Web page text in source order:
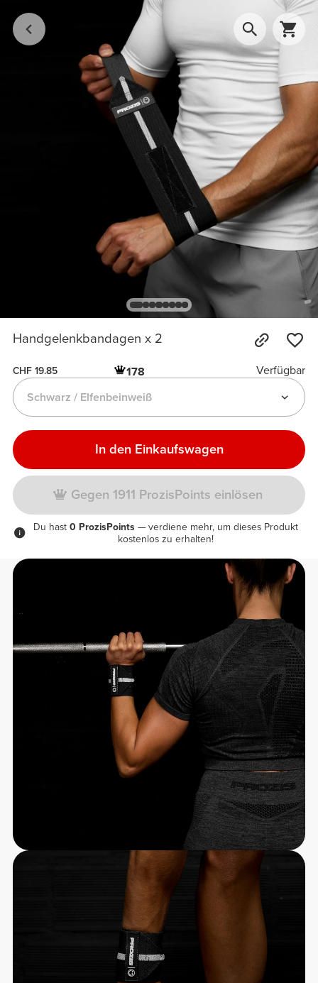
Handgelenkbandagen x 2
CHF 19.85 178
Verfügbar
Schwarz / Elfenbeinweiß
In den Einkaufswagen
Gegen 1911 ProzisPoints einlösen
Du hast 0 ProzisPoints — verdiene mehr, um dieses Produkt
kostenlos zu erhalten!